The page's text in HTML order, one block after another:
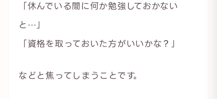
「休んでいる間に何か勉強しておかない
と…」
「資格を取っておいた方がいいかな？」
などと焦ってしまうことです。